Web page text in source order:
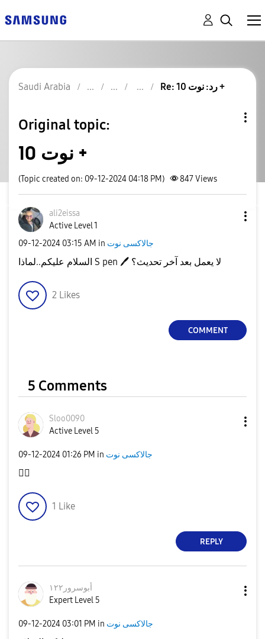
Saudi Arabia Re: رد: نوت 10 +
Original topic:
نوت 10 +
(Topic created on: 09-12-2024 04:18 PM) 847Views
ali2eissa
Active Level 1
‎09-12-2024 03:15 AM in جالاكسى نوت
السلام عليكم..لماذا S pen 🖊
2 Likes
COMMENT
5 Comments
Sloo0090
Active Level 5
‎09-12-2024 01:26 PM in جالاكسى نوت
👍🏻
1 Like
REPLY
أبوسرور١٢٢
Expert Level 5
‎09-12-2024 03:01 PM in جالاكسى نوت